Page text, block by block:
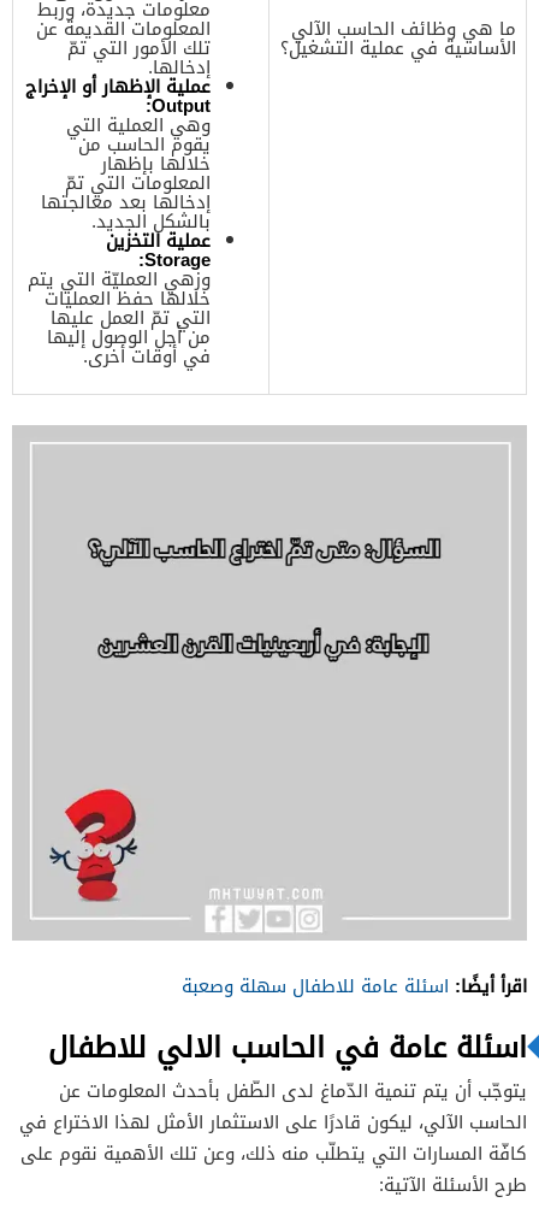
ما هي وظائف الحاسب الآلي
الأساسية في عملية التشغيل؟
معلومات جديدة، وربط
المعلومات القديمة عن
تلك الأمور التي تمّ
إدخالها.
عملية الإظهار أو الإخراج
Output:
وهي العملية التي
يقوم الحاسب من
خلالها بإظهار
المعلومات التي تمّ
إدخالها بعد معالجتها
بالشكل الجديد.
عملية التخزين
Storage:
وزهي العمليّة التي يتم
خلالها حفظ العمليات
التي تمّ العمل عليها
من أجل الوصول إليها
في أوقات أخرى.
اقرأ أيضًا: اسئلة عامة للاطفال سهلة وصعبة
اسئلة عامة في الحاسب الالي للاطفال
يتوجّب أن يتم تنمية الدّماغ لدى الطّفل بأحدث المعلومات عن
الحاسب الآلي، ليكون قادرًا على الاستثمار الأمثل لهذا الاختراع في
كافّة المسارات التي يتطلّب منه ذلك، وعن تلك الأهمية نقوم على
طرح الأسئلة الآتية: